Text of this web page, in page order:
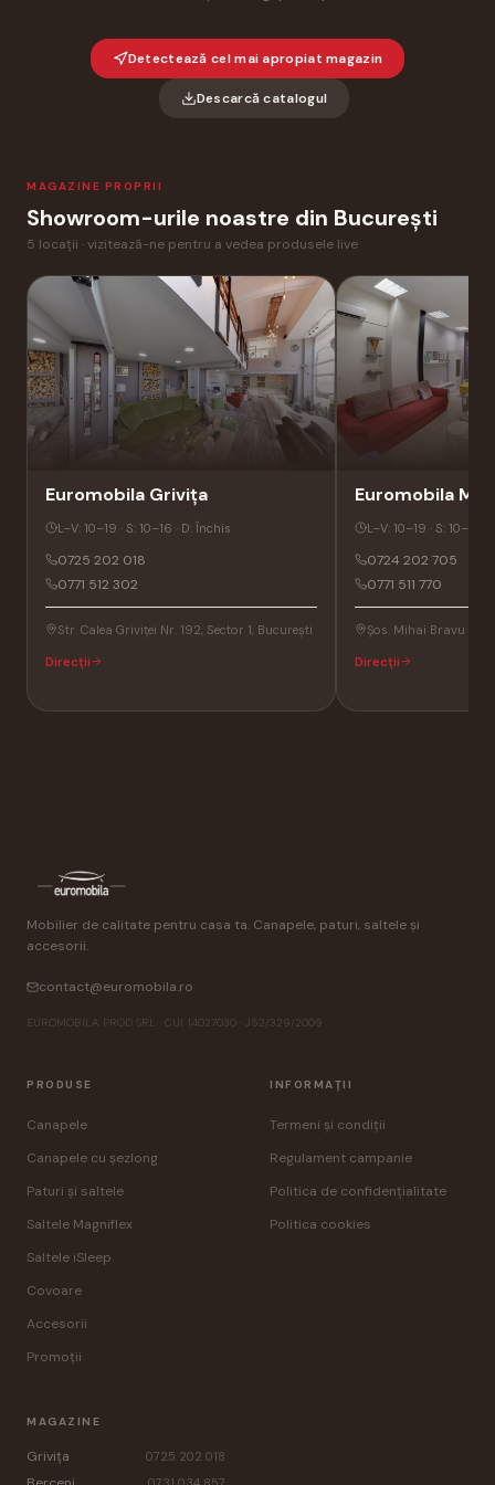
Detectează cel mai apropiat magazin
Descarcă catalogul
MAGAZINE PROPRII
Showroom-urile noastre din București
5 locații · vizitează-ne pentru a vedea produsele live
Euromobila Grivița
L–V: 10–19 · S: 10–16 · D: Închis
0725 202 018
0771 512 302
Str. Calea Griviței Nr. 192, Sector 1, București
Direcții
Euromobila
L–V: 10–19 · S: 10–16
0724 202 705
0771 511 770
Șos. Mihai Bravu Nr.
Direcții
Mobilier de calitate pentru casa ta. Canapele, paturi, saltele și
accesorii.
contact@euromobila.ro
EUROMOBILA PROD SRL · CUI 14027030 · J52/329/2009
PRODUSE
Canapele
Canapele cu șezlong
Paturi și saltele
Saltele Magniflex
Saltele iSleep
Covoare
Accesorii
Promoții
INFORMAȚII
Termeni și condiții
Regulament campanie
Politica de confidențialitate
Politica cookies
MAGAZINE
Grivița 0725 202 018